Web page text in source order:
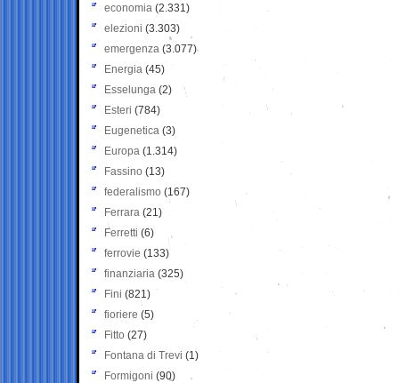
economia (2.331)
elezioni (3.303)
emergenza (3.077)
Energia (45)
Esselunga (2)
Esteri (784)
Eugenetica (3)
Europa (1.314)
Fassino (13)
federalismo (167)
Ferrara (21)
Ferretti (6)
ferrovie (133)
finanziaria (325)
Fini (821)
fioriere (5)
Fitto (27)
Fontana di Trevi (1)
Formigoni (90)